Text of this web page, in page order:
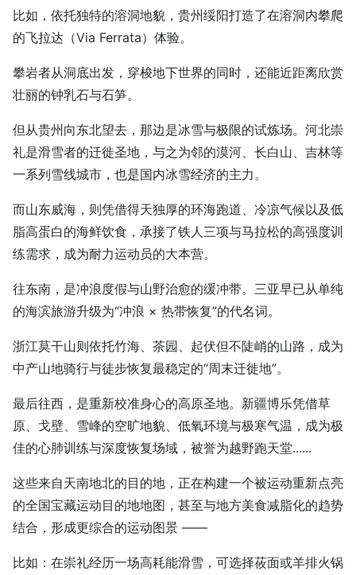
比如，依托独特的溶洞地貌，贵州绥阳打造了在溶洞内攀爬
的飞拉达（Via Ferrata）体验。
攀岩者从洞底出发，穿梭地下世界的同时，还能近距离欣赏
壮丽的钟乳石与石笋。
但从贵州向东北望去，那边是冰雪与极限的试炼场。河北崇
礼是滑雪者的迁徙圣地，与之为邻的漠河、长白山、吉林等
一系列雪线城市，也是国内冰雪经济的主力。
而山东威海，则凭借得天独厚的环海跑道、冷凉气候以及低
脂高蛋白的海鲜饮食，承接了铁人三项与马拉松的高强度训
练需求，成为耐力运动员的大本营。
往东南，是冲浪度假与山野治愈的缓冲带。三亚早已从单纯
的海滨旅游升级为“冲浪 × 热带恢复”的代名词。
浙江莫干山则依托竹海、茶园、起伏但不陡峭的山路，成为
中产山地骑行与徒步恢复最稳定的“周末迁徙地”。
最后往西，是重新校准身心的高原圣地。新疆博乐凭借草
原、戈壁、雪峰的空旷地貌、低氧环境与极寒气温，成为极
佳的心肺训练与深度恢复场域，被誉为越野跑天堂......
这些来自天南地北的目的地，正在构建一个被运动重新点亮
的全国宝藏运动目的地地图，甚至与地方美食减脂化的趋势
结合，形成更综合的运动图景 ——
比如：在崇礼经历一场高耗能滑雪，可选择莜面或羊排火锅